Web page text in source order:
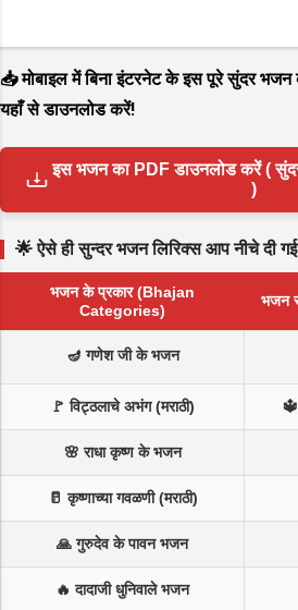
📥 मोबाइल में बिना इंटरनेट के इस पूरे सुंदर
यहाँ से डाउनलोड करें!
इस भजन का PDF डाउनलोड करें (
)
🌟 ऐसे ही सुन्दर भजन लिरिक्स आप नीचे दी
भजन के प्रकार (Bhajan
Categories)
भजन
🪔 गणेश जी के भजन
🚩 विट्ठलाचे अभंग (मराठी)
🌸 राधा कृष्ण के भजन
🥛 कृष्णाच्या गवळणी (मराठी)
🙏 गुरुदेव के पावन भजन
🔥 दादाजी धुनिवाले भजन